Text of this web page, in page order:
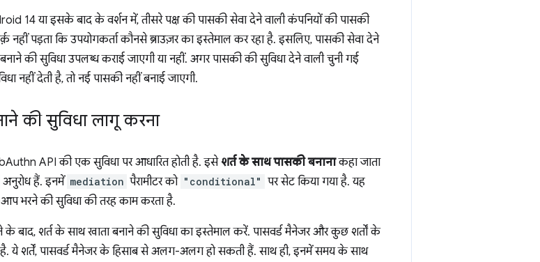
14 या इसके बाद के वर्शन में, तीसरे पक्ष की पासकी सेवा देने वाली कंपनियों की पासकी
पड़ता कि उपयोगकर्ता कौनसे ब्राउज़र का इस्तेमाल कर रहा है. इसलिए, पासकी सेवा देने
की सुविधा उपलब्ध कराई जाएगी या नहीं. अगर पासकी की सुविधा देने वाली चुनी गई
नहीं देती है, तो नई पासकी नहीं बनाई जाएगी.
की सुविधा लागू करना
API की एक सुविधा पर आधारित होती है. इसे शर्त के साथ पासकी बनानाकहा जाता
अनुरोध हैं. इनमें mediation पैरामीटर को "conditional" पर सेट किया गया है. यह
भरने की सुविधा की तरह काम करता है.
के बाद, शर्त के साथ खाता बनाने की सुविधा का इस्तेमाल करें. पासवर्ड मैनेजर और कुछ शर्तों के
है. ये शर्तें, पासवर्ड मैनेजर के हिसाब से अलग-अलग हो सकती हैं. साथ ही, इनमें समय के साथ